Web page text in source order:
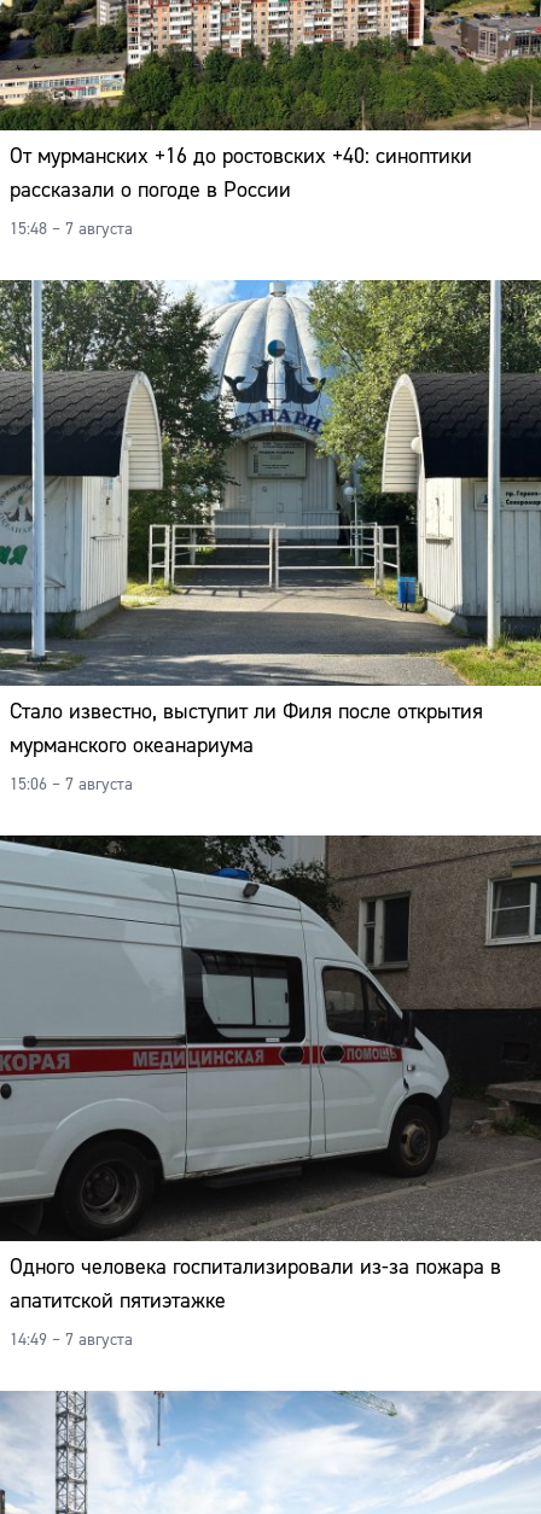
От мурманских +16 до ростовских +40: синоптики
рассказали о погоде в России
15:48 – 7 августа
Стало известно, выступит ли Филя после открытия
мурманского океанариума
15:06 – 7 августа
Одного человека госпитализировали из-за пожара в
апатитской пятиэтажке
14:49 – 7 августа